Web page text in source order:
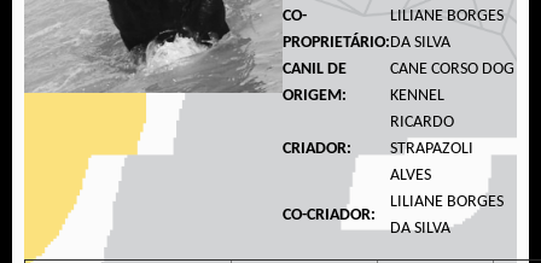
CO-
PROPRIETÁRIO:
LILIANE BORGES
DA SILVA
CANIL DE
ORIGEM:
CANE CORSO DOG
KENNEL
CRIADOR:
RICARDO
STRAPAZOLI
ALVES
CO-CRIADOR:
LILIANE BORGES
DA SILVA